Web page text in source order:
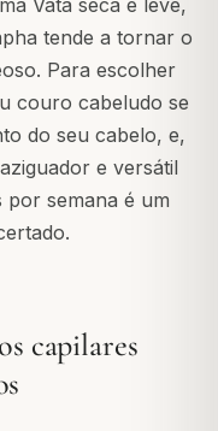
Vata seca e leve,
tende a tornar o
Para escolher
couro cabeludo se
do seu cabelo, e,
e versátil
por semana é um
capilares